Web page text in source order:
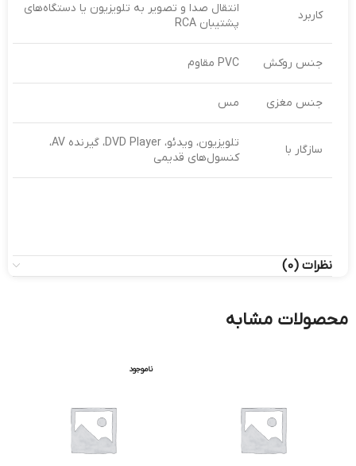
کاربرد
انتقال صدا و تصویر به تلویزیون یا دستگاه‌های
پشتیبان RCA
جنس روکش PVC مقاوم
جنس مغزی مس
سازگار با
تلویزیون، ویدئو، DVD Player، گیرنده AV،
کنسول‌های قدیمی
نظرات (0)
محصولات مشابه
ناموجود